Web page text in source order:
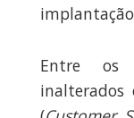
Entre os
inalterados